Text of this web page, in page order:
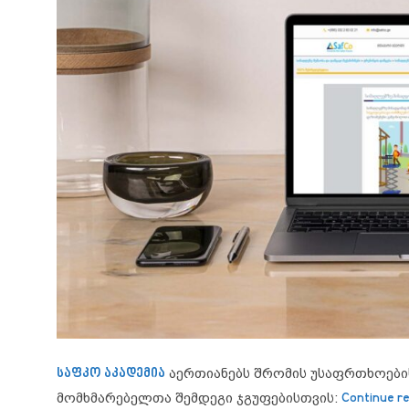
საფკო აკადემია აერთიანებს შრომის
მომხმარებელთა შემდეგი ჯგუფებისთვის: Continue